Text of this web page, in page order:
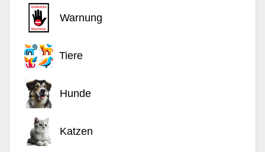
Warnung
Tiere
Hunde
Katzen